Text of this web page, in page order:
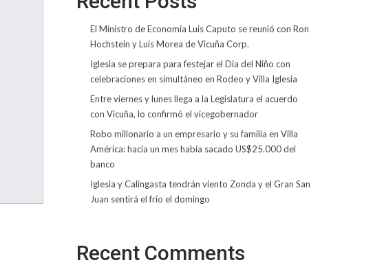
El Ministro de Economía Luis Caputo se reunió con Ron
Hochstein y Luis Morea de Vicuña Corp.
Iglesia se prepara para festejar el Día del Niño con
celebraciones en simultáneo en Rodeo y Villa Iglesia
Entre viernes y lunes llega a la Legislatura el acuerdo
con Vicuña, lo confirmó el vicegobernador
Robo millonario a un empresario y su familia en Villa
América: hacía un mes había sacado US$25.000 del
banco
Iglesia y Calingasta tendrán viento Zonda y el Gran San
Juan sentirá el frío el domingo
Recent Comments